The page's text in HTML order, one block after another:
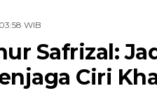
WIB
Safrizal:
Ciri